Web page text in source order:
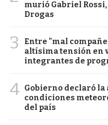
murió Gabriel
Drogas
3
Entre "mal
altísima tensión en
integrantes de
4 Gobierno declaró la
condiciones
del país